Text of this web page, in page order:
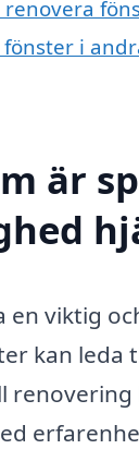
i
är
viktig
kan